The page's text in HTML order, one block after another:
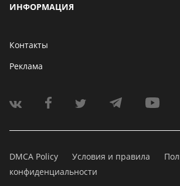
ИНФОРМАЦИЯ
Контакты
Реклама
DMCA Policy Условия и правила
конфиденциальности